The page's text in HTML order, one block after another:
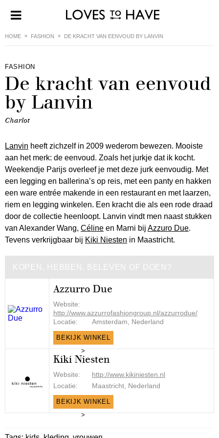
HOME FASHION DE KRACHT VAN EENVOUD BY LANVIN
FASHION
De kracht van eenvoud
by Lanvin
Charlot
Lanvin heeft zichzelf in 2009 wederom bewezen. Mooiste
aan het merk: de eenvoud. Zoals het jurkje dat ik kocht.
Weekendje Parijs overleef je met deze jurk eenvoudig. Met
een legging en ballerina’s op reis, met een panty en hakken
een ware entrée makende in een restaurant en met laarzen,
riem en legging winkelen. Een kracht die als een rode draad
door de collectie heenloopt. Lanvin vindt men naast stukken
van Alexander Wang, Céline en Marni bij Azzuro Due.
Tevens verkrijgbaar bij Kiki Niesten in Maastricht.
KOPEN, HEBBEN, BELEVEN OF DOEN?
Azzurro Due
Website:
http://www.azzurrofashiongroup.nl/azzurrodue/
Locatie:
Amsterdam, Nederland
BEKIJK WINKEL
>
Kiki Niesten
Website:
http://www.kikiniesten.nl
Locatie:
Maastricht, Nederland
BEKIJK WINKEL
>